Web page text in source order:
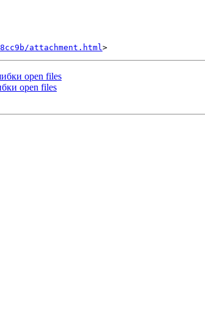
attachment.html
open files
open files